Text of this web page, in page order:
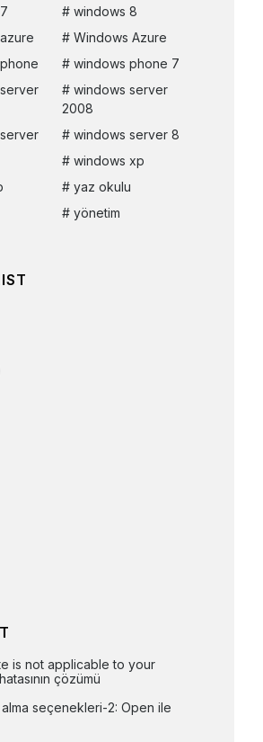
windows 8
Windows Azure
windows phone 7
windows server
2008
windows server 8
windows xp
yaz okulu
yönetim
is not applicable to your
çözümü
alma seçenekleri-2: Open ile